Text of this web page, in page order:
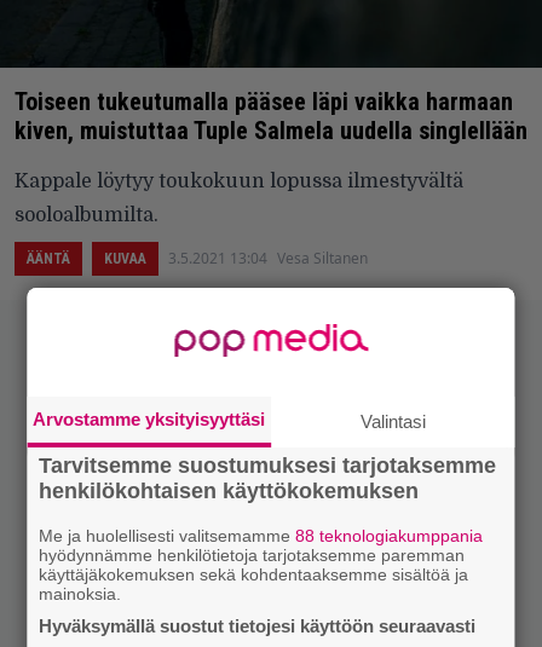
Toiseen tukeutumalla pääsee läpi vaikka harmaan
kiven, muistuttaa Tuple Salmela uudella singlellään
Kappale löytyy toukokuun lopussa ilmestyvältä
sooloalbumilta.
ÄÄNTÄ KUVAA 3.5.2021 13:04 Vesa Siltanen
Arvostamme yksityisyyttäsi Valintasi
Tarvitsemme suostumuksesi tarjotaksemme
henkilökohtaisen käyttökokemuksen
Me ja huolellisesti valitsemamme88 teknologiakumppania
hyödynnämme henkilötietoja tarjotaksemme paremman
käyttäjäkokemuksen sekä kohdentaaksemme sisältöä ja
mainoksia.
Hyväksymällä suostut tietojesi käyttöön seuraavasti